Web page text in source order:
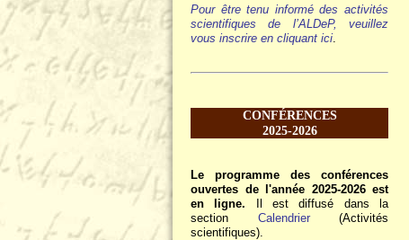
Pour être tenu informé des activités
scientifiques de l’ALDeP, veuillez
vous inscrire en cliquant ici.
CONFÉRENCES
2025-2026
Le programme des conférences
ouvertes de l'année 2025-2026 est
en ligne. Il est diffusé dans la
section Calendrier(Activités
scientifiques).